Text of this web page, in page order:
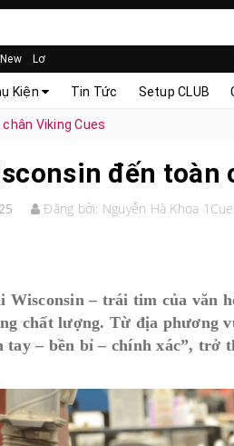
New Lơ
Kiện Tin Tức Setup CLUB
Viking Cues
đến toàn
Đăng bởi: Nguyễn Hà Khoa 1Cue
Wisconsin – trái tim của văn
chất lượng. Từ địa phương
tay – bền bỉ – chính xác”, trở